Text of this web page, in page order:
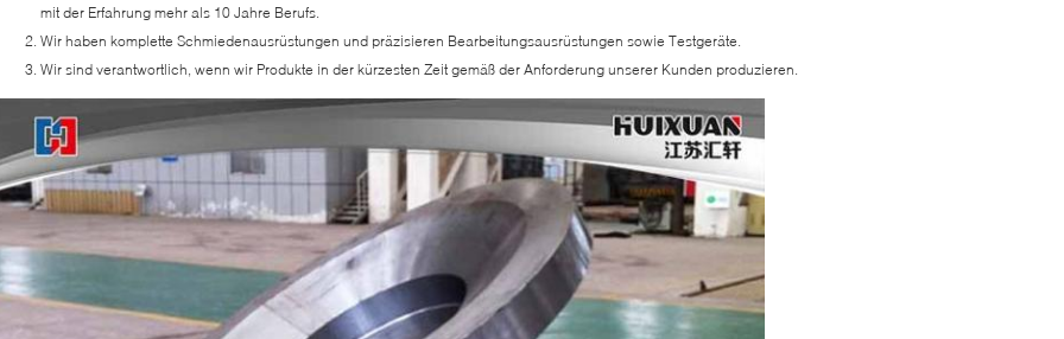
mit der Erfahrung mehr als 10 Jahre Berufs.
Wir haben komplette Schmiedenausrüstungen und präzisieren Bearbeitungsausrüstungen sowie Testgeräte.
Wir sind verantwortlich, wenn wir Produkte in der kürzesten Zeit gemäß der Anforderung unserer Kunden produzieren.